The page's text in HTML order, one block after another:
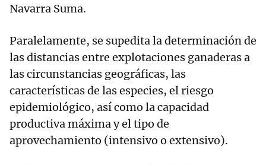
Navarra Suma.
Paralelamente, se supedita la determinación de
las distancias entre explotaciones ganaderas a
las circunstancias geográficas, las
características de las especies, el riesgo
epidemiológico, así como la capacidad
productiva máxima y el tipo de
aprovechamiento (intensivo o extensivo).